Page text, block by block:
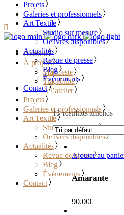
………………………………
Accueil
À propos
Manifeste
Traçabilité
À l’atelier
Projets
Galeries et professionnels
Art Textile
Studio sur mesure
Oeuvres disponibles
Actualités
Revue de presse
Blog
Événements
Contact
Projets
Galeries et professionnels
Art Textile
Studio sur mesure
Oeuvres disponibles
Actualités
Revue de presse
Blog
Événements
Contact
13 résultats affichés
Ajouter au
Amarante
90.00€